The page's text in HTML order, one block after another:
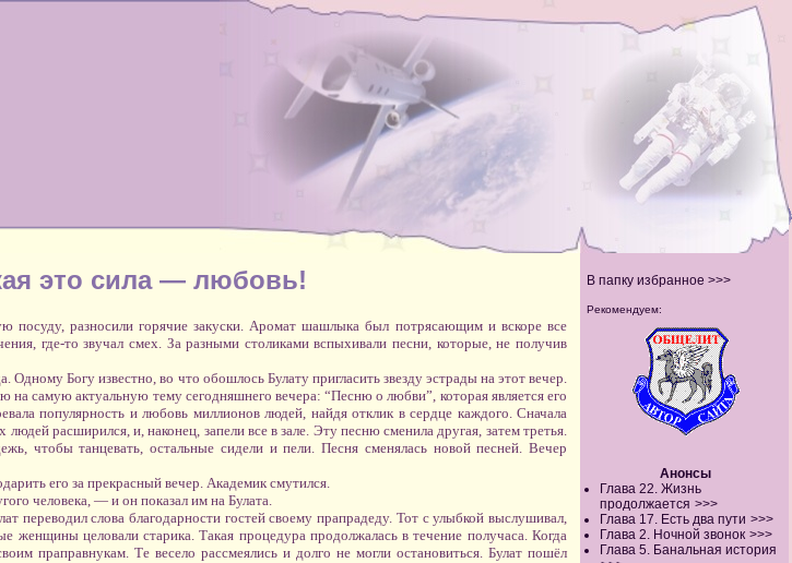
В папку избранное >>>
Рекомендуем:
Анонсы
Глава 22. Жизнь
продолжается >>>
Глава 17. Есть два пути >>>
Глава 2. Ночной звонок >>>
Глава 5. Банальная история
это сила — любовь!
посуду, разносили горячие закуски. Аромат шашлыка был потрясающим и вскоре все
где-то звучал смех. За разными столиками вспыхивали песни, которые, не получив
Богу известно, во что обошлось Булату пригласить звезду эстрады на этот вечер.
на самую актуальную тему сегодняшнего вечера: “Песню о любви”, которая является его
популярность и любовь миллионов людей, найдя отклик в сердце каждого. Сначала
расширился, и, наконец, запели все в зале. Эту песню сменила другая, затем третья.
чтобы танцевать, остальные сидели и пели. Песня сменялась новой песней. Вечер
его за прекрасный вечер. Академик смутился.
человека, — и он показал им на Булата.
переводил слова благодарности гостей своему прапрадеду. Тот с улыбкой выслушивал,
целовали старика. Такая процедура продолжалась в течение получаса. Когда
праправнукам. Те весело рассмеялись и долго не могли остановиться. Булат пошёл